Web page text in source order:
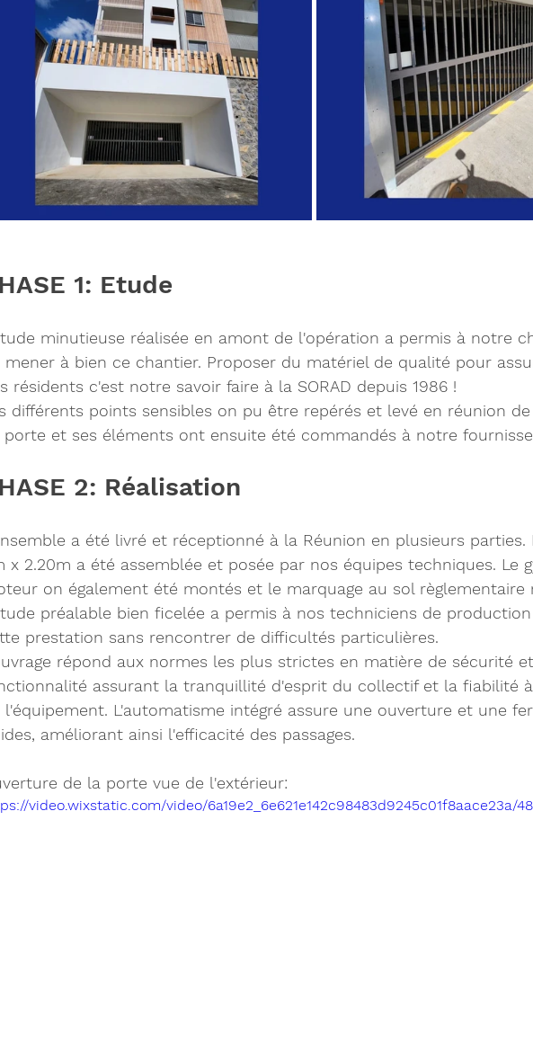
1: Etude
minutieuse réalisée en amont de l'opération a permis à notre
mener à bien ce chantier. Proposer du matériel de qualité pour
résidents c'est notre savoir faire à la SORAD depuis 1986 !
différents points sensibles on pu être repérés et levé en réunion
porte et ses éléments ont ensuite été commandés à notre
2: Réalisation
a été livré et réceptionné à la Réunion en plusieurs parties.
x 2.20m a été assemblée et posée par nos équipes techniques. Le
on également été montés et le marquage au sol règlementaire
préalable bien ficelée a permis à nos techniciens de
prestation sans rencontrer de difficultés particulières.
répond aux normes les plus strictes en matière de sécurité
assurant la tranquillité d'esprit du collectif et la fiabilité
l'équipement. L'automatisme intégré assure une ouverture et une
améliorant ainsi l'efficacité des passages.
de la porte vue de l'extérieur:
video.wixstatic.com/video/6a19e2_6e621e142c98483d9245c01f8aace23a/